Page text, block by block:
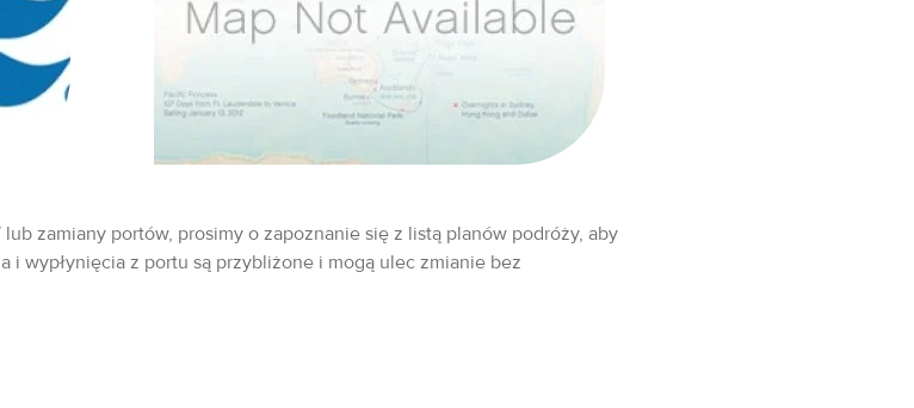
zamiany portów, prosimy o zapoznanie się z listą planów podróży, aby
i wypłynięcia z portu są przybliżone i mogą ulec zmianie bez